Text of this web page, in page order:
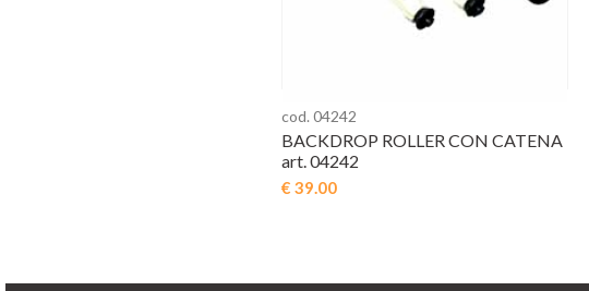
cod. 04242
BACKDROP ROLLER CON CATENA
art. 04242
€ 39.00